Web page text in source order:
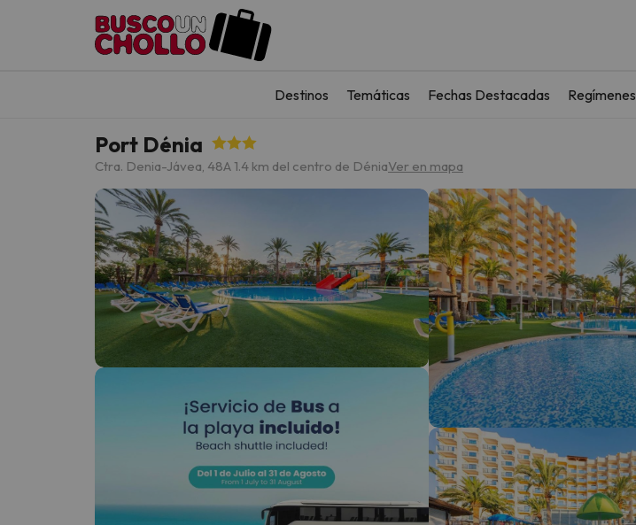
Destinos Temáticas Fechas Destacadas Regímenes
Port Dénia
Ctra. Denia-Jávea, 48A 1.4 km del centro de DéniaVer en mapa